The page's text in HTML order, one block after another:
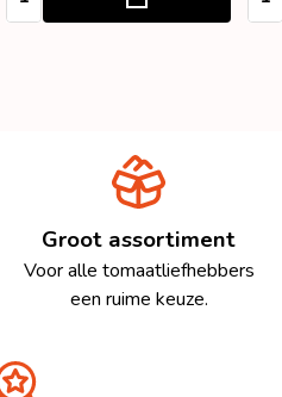
Groot assortiment
Voor alle tomaatliefhebbers
een ruime keuze.